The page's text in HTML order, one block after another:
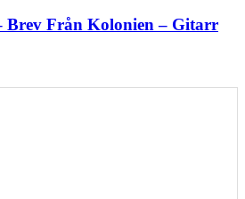
Brev Från Kolonien – Gitarr